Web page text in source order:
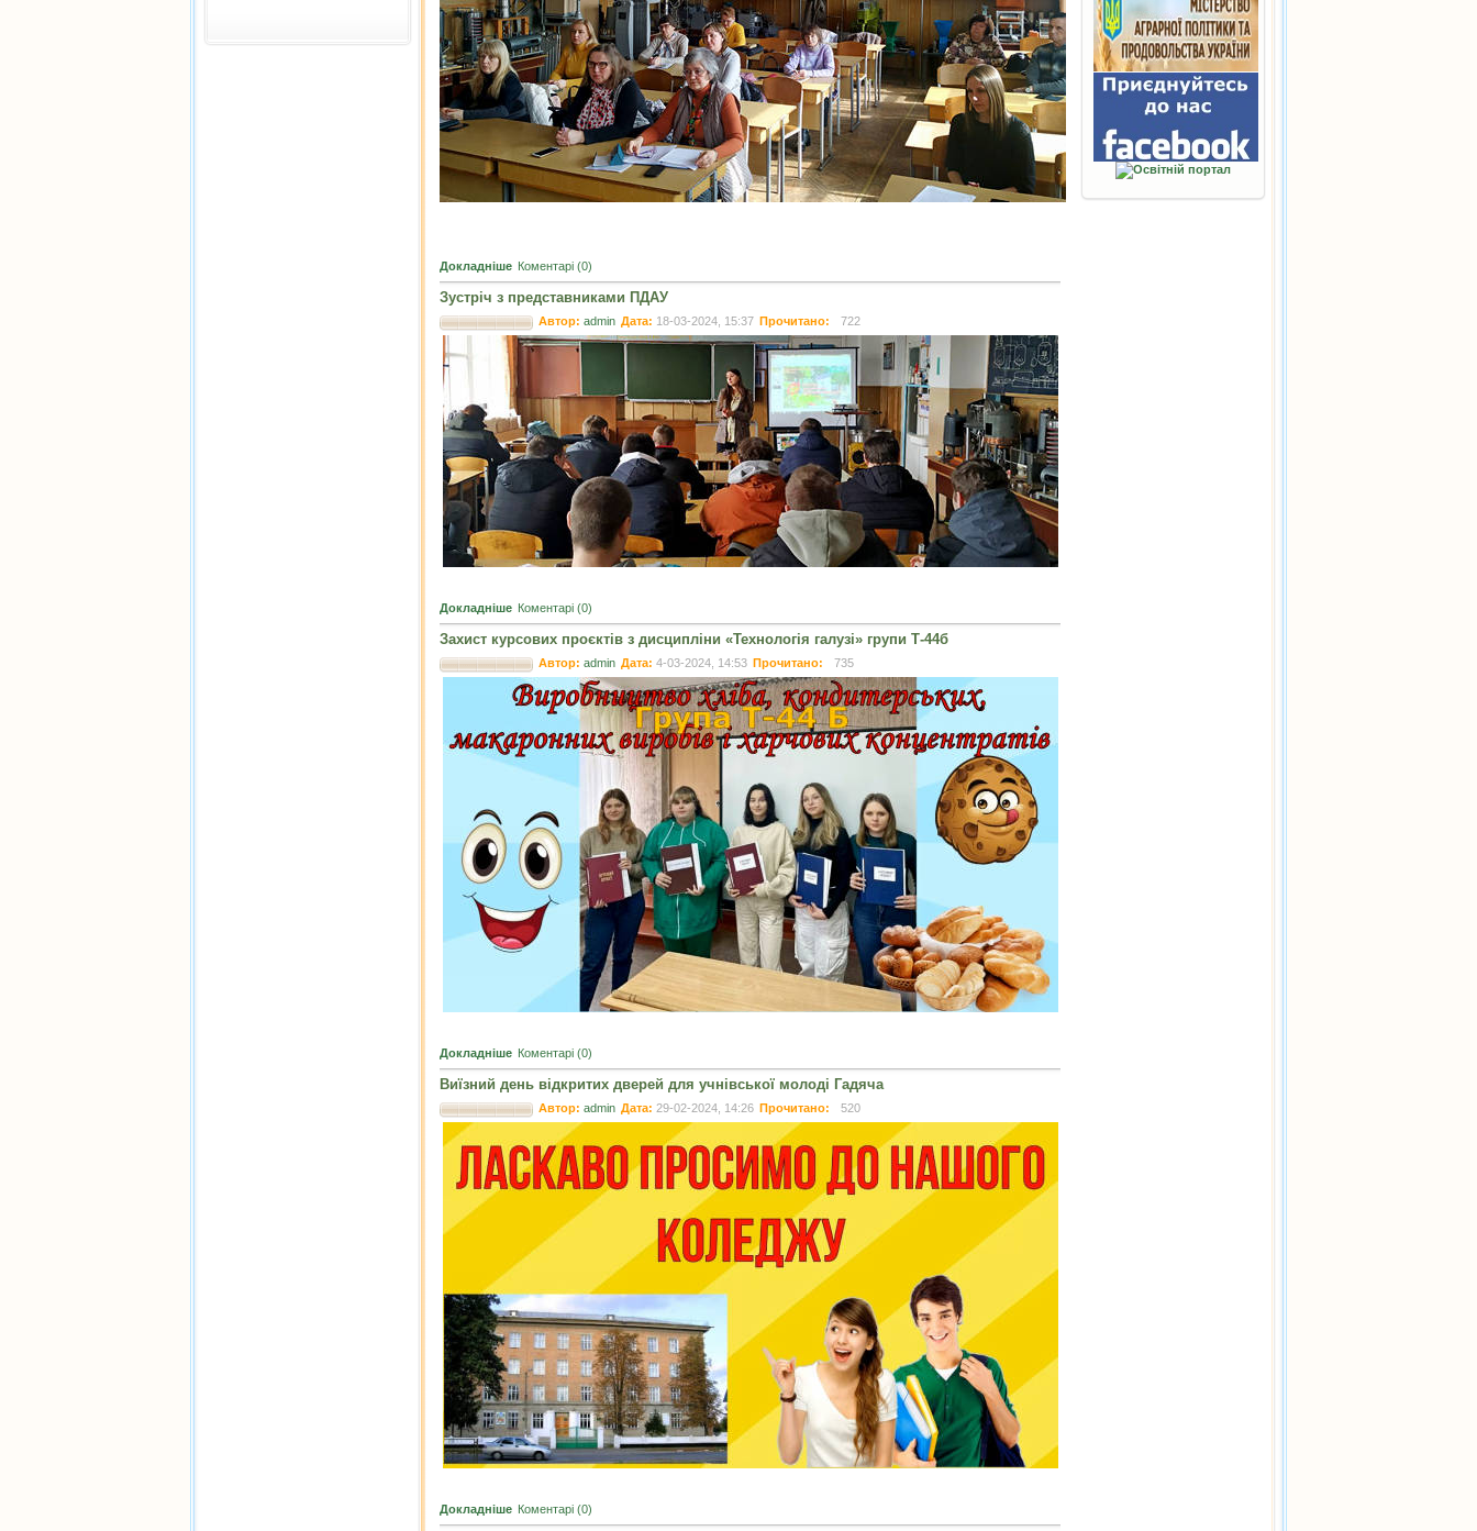
Докладніше Коментарі (0)
Зустріч з представниками ПДАУ
Автор: admin Дата: 18-03-2024, 15:37 Прочитано: 722
Докладніше Коментарі (0)
Захист курсових проєктів з дисципліни «Технологія галузі» групи Т-44б
Автор: admin Дата: 4-03-2024, 14:53 Прочитано: 735
Докладніше Коментарі (0)
Виїзний день відкритих дверей для учнівської молоді Гадяча
Автор: admin Дата: 29-02-2024, 14:26 Прочитано: 520
Докладніше Коментарі (0)